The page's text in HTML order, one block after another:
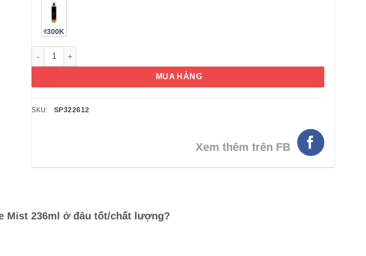
₫300K
Xịt thơm Bath & Body Oahu Coconut Sunset Fragrance Mist 236ml số lượng
MUA HÀNG
SKU: SP322612
Xem thêm trên FB
Mist 236ml ở đâu tốt/chất lượng?